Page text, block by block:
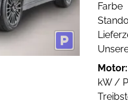
Farbe
Motor:
kW /